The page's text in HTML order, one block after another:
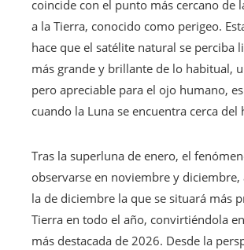
coincide con el punto más cercano de
a la Tierra, conocido como perigeo.
hace que el satélite natural se perciba
más grande y brillante de lo habitual,
pero apreciable para el ojo humano,
cuando la Luna se encuentra cerca del
Tras la superluna de enero, el
observarse en noviembre y diciembre,
la de diciembre la que se situará más
Tierra en todo el año, convirtiéndola
más destacada de 2026. Desde la